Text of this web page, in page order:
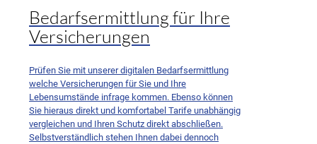
Bedarfsermittlung für Ihre
Versicherungen
Prüfen Sie mit unserer digitalen Bedarfsermittlung
welche Versicherungen für Sie und Ihre
Lebensumstände infrage kommen. Ebenso können
Sie hieraus direkt und komfortabel Tarife unabhängig
vergleichen und Ihren Schutz direkt abschließen.
Selbstverständlich stehen Ihnen dabei dennoch